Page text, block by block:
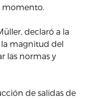
momento.
declaró a la
la magnitud del
las normas y
de salidas de